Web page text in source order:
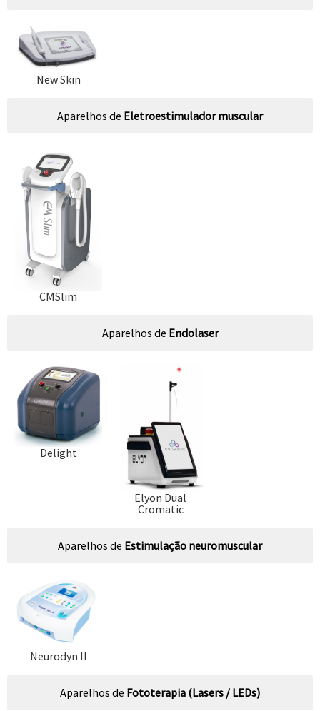
New Skin
Aparelhos de Eletroestimulador muscular
CMSlim
Aparelhos de Endolaser
Delight
Elyon Dual
Cromatic
Aparelhos de Estimulação neuromuscular
Neurodyn II
Aparelhos de Fototerapia (Lasers / LEDs)